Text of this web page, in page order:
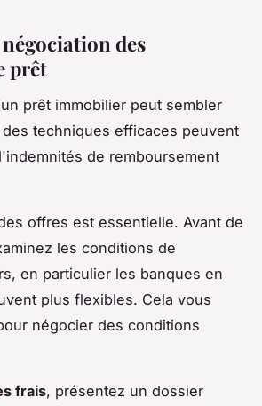
des
prêt
prêt immobilier peut sembler
techniques efficaces peuvent
de remboursement
offres est essentielle. Avant de
les conditions de
en particulier les banques en
plus flexibles. Cela vous
négocier des conditions
frais, présentez un dossier